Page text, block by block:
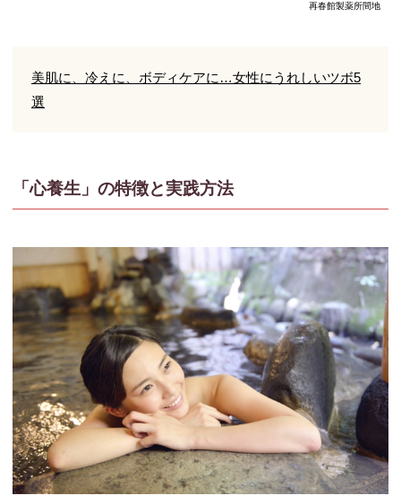
再春館製薬所間地
美肌に、冷えに、ボディケアに…女性にうれしいツボ5
選
「心養生」の特徴と実践方法